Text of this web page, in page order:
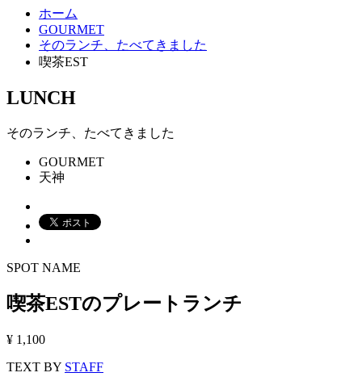
ホーム
GOURMET
そのランチ、たべてきました
喫茶EST
LUNCH
そのランチ、たべてきました
GOURMET
天神
SPOT NAME
喫茶ESTのプレートランチ
¥ 1,100
TEXT BY STAFF